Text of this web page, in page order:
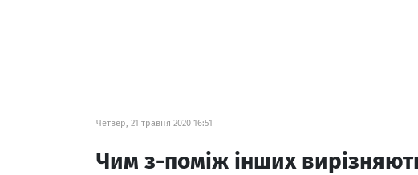
Четвер, 21 травня 2020 16:51
Чим з-поміж інших